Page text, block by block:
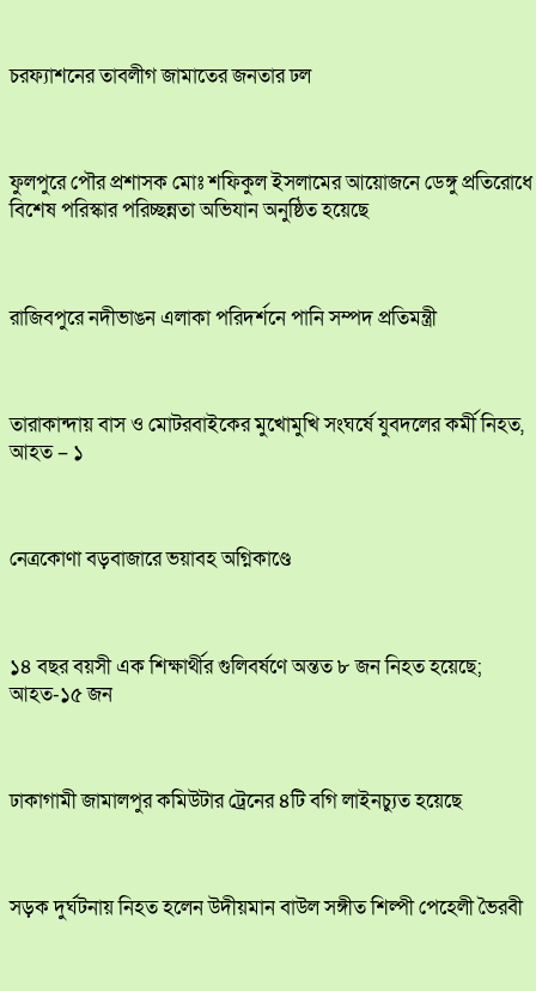
চরফ্যাশনের তাবলীগ জামাতের জনতার ঢল
ফুলপুরে পৌর প্রশাসক মোঃ শফিকুল ইসলামের আয়োজনে ডেঙ্গু প্রতিরোধে
বিশেষ পরিস্কার পরিচ্ছন্নতা অভিযান অনুষ্ঠিত হয়েছে
রাজিবপুরে নদীভাঙন এলাকা পরিদর্শনে পানি সম্পদ প্রতিমন্ত্রী
তারাকান্দায় বাস ও মোটরবাইকের মুখোমুখি সংঘর্ষে যুবদলের কর্মী নিহত,
আহত – ১
নেত্রকোণা বড়বাজারে ভয়াবহ অগ্নিকাণ্ডে
১৪ বছর বয়সী এক শিক্ষার্থীর গুলিবর্ষণে অন্তত ৮ জন নিহত হয়েছে;
আহত-১৫ জন
ঢাকাগামী জামালপুর কমিউটার ট্রেনের ৪টি বগি লাইনচ্যুত হয়েছে
সড়ক দুর্ঘটনায় নিহত হলেন উদীয়মান বাউল সঙ্গীত শিল্পী পেহেলী ভৈরবী